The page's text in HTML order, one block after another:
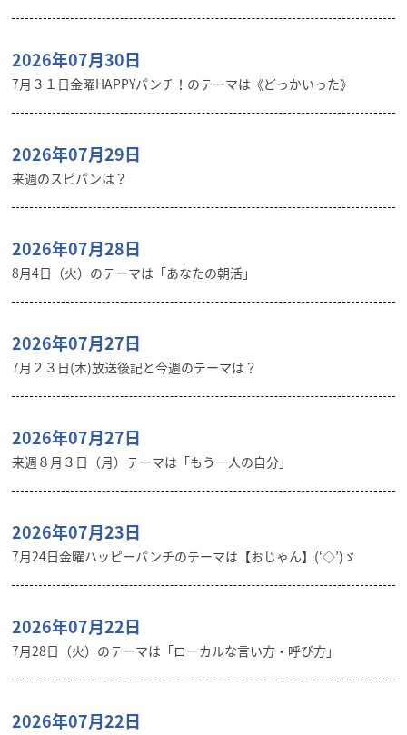
2026年07月30日
7月３１日金曜HAPPYパンチ！のテーマは《どっかいった》
2026年07月29日
来週のスピパンは？
2026年07月28日
8月4日（火）のテーマは「あなたの朝活」
2026年07月27日
7月２３日(木)放送後記と今週のテーマは？
2026年07月27日
来週８月３日（月）テーマは「もう一人の自分」
2026年07月23日
7月24日金曜ハッピーパンチのテーマは【おじゃん】(‘◇’)ゞ
2026年07月22日
7月28日（火）のテーマは「ローカルな言い方・呼び方」
2026年07月22日